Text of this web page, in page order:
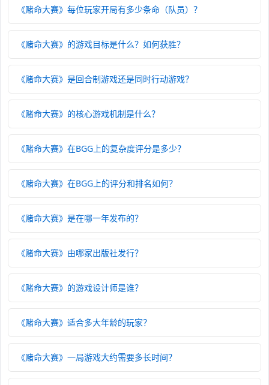
《赌命大赛》每位玩家开局有多少条命（队员）？
《赌命大赛》的游戏目标是什么？如何获胜？
《赌命大赛》是回合制游戏还是同时行动游戏？
《赌命大赛》的核心游戏机制是什么？
《赌命大赛》在BGG上的复杂度评分是多少？
《赌命大赛》在BGG上的评分和排名如何？
《赌命大赛》是在哪一年发布的？
《赌命大赛》由哪家出版社发行？
《赌命大赛》的游戏设计师是谁？
《赌命大赛》适合多大年龄的玩家？
《赌命大赛》一局游戏大约需要多长时间？